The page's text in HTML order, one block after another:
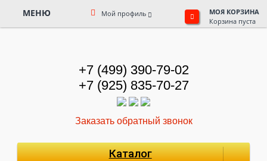
МЕНЮ Мой профиль
МОЯ КОРЗИНА
Корзина пуста
+7 (499) 390-79-02
+7 (925) 835-70-27
Заказать обратный звонок
Каталог